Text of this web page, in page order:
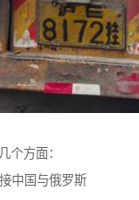
个方面：
中国与俄罗斯